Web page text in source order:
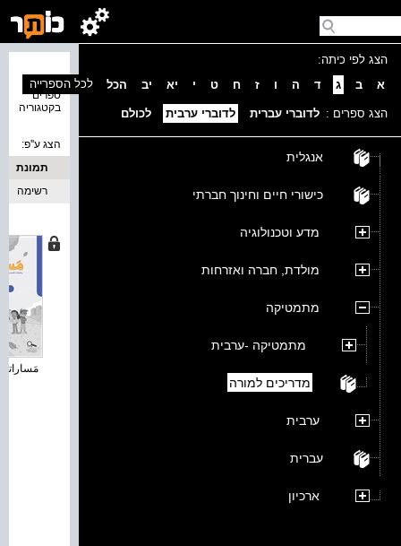
הצג לפי כיתה:
א
ב ג ד ה ו ז ח ט י יא יב הכל
הצג ספרים : לדוברי עברית לדוברי ערבית לכולם
אנגלית
כישורי חיים וחינוך חברתי
מדע וטכנולוגיה
מולדת, חברה ואזרחות
מתמטיקה
מתמטיקה -ערבית
מדריכים למורה
ערבית
עברית
ארכיון
ספרים
בקטגוריה
לכל הספרייה
הצג ע''פ:
תמונת
כריכה
רשימה